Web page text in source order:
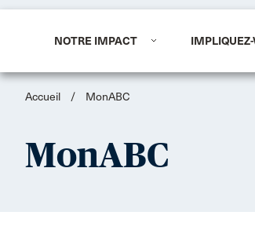
NOTRE IMPACT
Accueil / MonABC
MonABC